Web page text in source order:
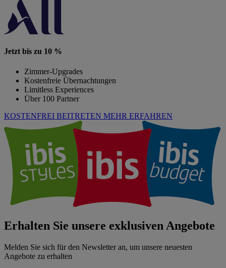
Jetzt bis zu 10 %
Zimmer-Upgrades
Kostenfreie Übernachtungen
Limitless Experiences
Über 100 Partner
KOSTENFREI BEITRETEN MEHR ERFAHREN
Erhalten Sie unsere exklusiven Angebote
Melden Sie sich für den Newsletter an, um unsere neuesten
Angebote zu erhalten